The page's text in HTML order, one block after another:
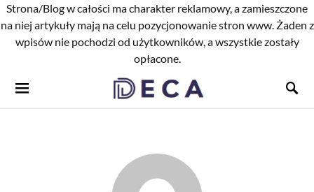
Strona/Blog w całości ma charakter reklamowy, a zamieszczone
na niej artykuły mają na celu pozycjonowanie stron www. Żaden z
wpisów nie pochodzi od użytkowników, a wszystkie zostały
opłacone.